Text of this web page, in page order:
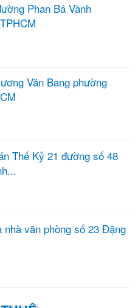
Phan Bá Vành
Văn Bang phường
Thế Kỷ 21 đường số 48
nhà văn phòng số 23 Đặng